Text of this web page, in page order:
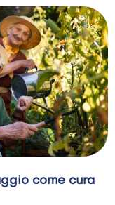
come cura